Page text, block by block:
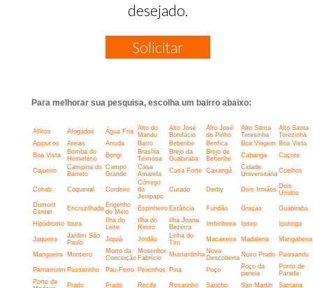
desejado.
Solicitar
Para melhorar sua pesquisa, escolha um bairro abaixo:
Aflitos Afogados Água Fria
Alto do
Mandu
Alto José
Bonifácio
Alto José
do Pinho
Alto Santa
Teresinha
Alto Santa
Terezinha
Apipucos
Areias Arruda Barro Beberibe Benfica Boa Viagem Boa Vista
Boa Vista
Bomba do
Hemetério
Bongi
Brasília
Teimosa
Brejo da
Guabiraba
Brejo de
Beberibe
Cabanga Caçote
Cajueiro
Campina do
Barreto
Campo
Grande
Casa
Amarela
Casa Forte Caxangá
Cidade
Universitária Coelhos
Cohab Coqueiral Cordeiro
Córrego
do
Jenipapo
Curado Derby Dois Irmãos Dois
Unidos
Dumont
Center
Encruzilhada Engenho
do Meio
Espinheiro Estância Fundão Graças Guabiraba
Hipódromo Ibura
Ilha do
Leite
Ilha do
Retiro
Ilha Joana
Bezerra
Imbiribeira Ipsep Iputinga
Jaqueira
Jardim São
Paulo
Jiquiá Jordão
Linha do
Tiro
Macaxeira Madalena Mangabeira
Mangueira Monteiro
Morro da
Conceição
Mosenhor
Fabrício
Mustardinha Nova
Descoberta Novo Prado Paissandu
Parnamirim Passarinho Pau-Ferro Peixinhos Pina Poço
Poço da
panela
Ponto de
Parada
Porto da
Prado Prado Recife Rosarinho Sancho San Martin Santana